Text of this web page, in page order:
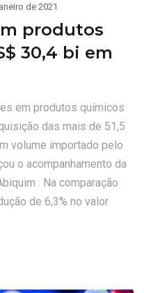
de 2021
produtos
30,4 bi em
em produtos químicos
das mais de 51,5
volume importado pelo
o acompanhamento da
. Na comparação
de 6,3% no valor